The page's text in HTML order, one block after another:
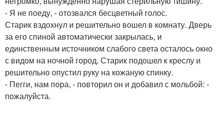
- Я не поеду, - отозвался бесцветный голос.
Старик вздохнул и решительно вошел в комнату. Дверь
за его спиной автоматически закрылась, и
единственным источником слабого света осталось окно
с видом на ночной город. Старик подошел к креслу и
решительно опустил руку на кожаную спинку.
- Пегги, нам пора, - повторил он и добавил с мольбой: -
пожалуйста.